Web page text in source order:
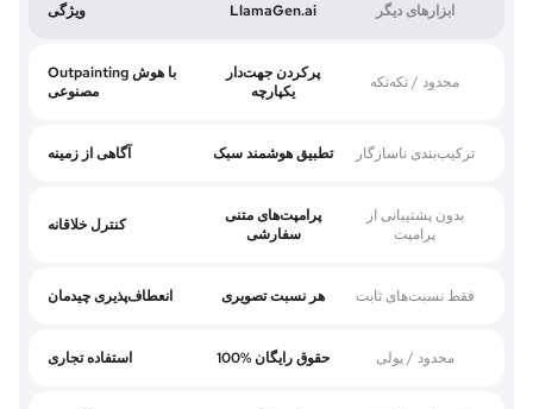
ویژگی LlamaGen.ai ابزارهای دیگر
Outpainting با هوش
مصنوعی
پرکردن جهت‌دار
یکپارچه
محدود / تکه‌تکه
آگاهی از زمینه تطبیق هوشمند سبک ترکیب‌بندی ناسازگار
کنترل خلاقانه
پرامپت‌های متنی
سفارشی
بدون پشتیبانی از
پرامپت
انعطاف‌پذیری چیدمان هر نسبت تصویری فقط نسبت‌های ثابت
استفاده تجاری 100% حقوق رایگان محدود / پولی